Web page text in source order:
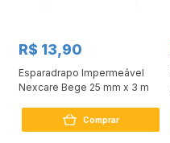
R$ 13,90
Esparadrapo Impermeável
Nexcare Bege 25 mm x 3 m
Comprar